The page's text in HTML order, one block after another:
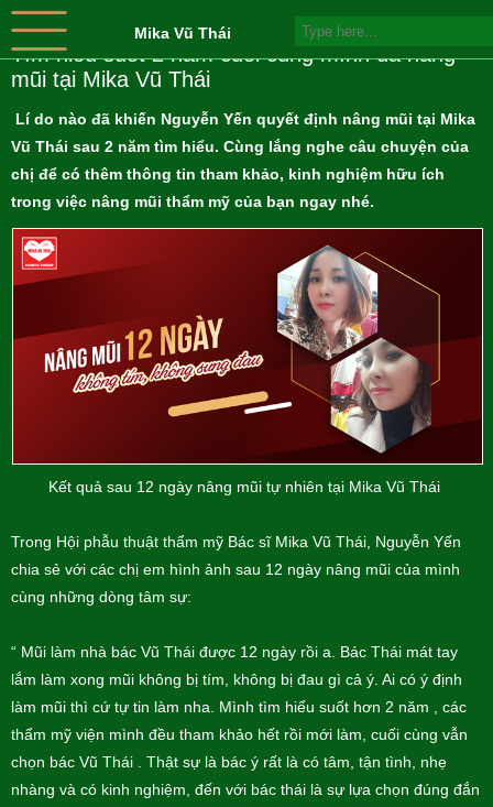
Mika Vũ Thái
Tìm hiểu suốt 2 năm cuối cùng mình đã nâng
mũi tại Mika Vũ Thái
Lí do nào đã khiến Nguyễn Yến quyết định nâng mũi tại Mika
Vũ Thái sau 2 năm tìm hiểu. Cùng lắng nghe câu chuyện của
chị để có thêm thông tin tham khảo, kinh nghiệm hữu ích
trong việc nâng mũi thẩm mỹ của bạn ngay nhé.
Kết quả sau 12 ngày nâng mũi tự nhiên tại Mika Vũ Thái
Trong Hội phẫu thuật thẩm mỹ Bác sĩ Mika Vũ Thái, Nguyễn Yến
chia sẻ với các chị em hình ảnh sau 12 ngày nâng mũi của mình
cùng những dòng tâm sự:
“ Mũi làm nhà bác Vũ Thái được 12 ngày rồi a. Bác Thái mát tay
lắm làm xong mũi không bị tím, không bị đau gì cả ý. Ai có ý định
làm mũi thì cứ tự tin làm nha. Mình tìm hiểu suốt hơn 2 năm , các
thẩm mỹ viện mình đều tham khảo hết rồi mới làm, cuối cùng vẫn
chọn bác Vũ Thái . Thật sự là bác ý rất là có tâm, tận tình, nhẹ
nhàng và có kinh nghiệm, đến với bác thái là sự lựa chọn đúng đắn